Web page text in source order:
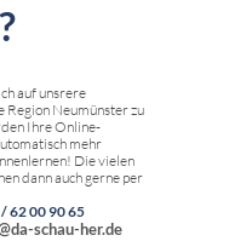
auf unsrere
Neumünster zu
Ihre Online-
mehr
Die vielen
dann auch gerne per
/ 62 00 90 65
schau-her.de